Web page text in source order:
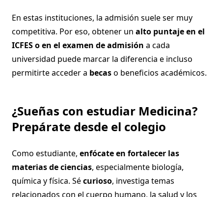
En estas instituciones, la admisión suele ser muy
competitiva. Por eso, obtener un alto puntaje en el
ICFES o en el examen de admisión a cada
universidad puede marcar la diferencia e incluso
permitirte acceder a becaso beneficios académicos.
¿Sueñas con estudiar Medicina?
Prepárate desde el colegio
Como estudiante, enfócate en fortalecer las
materias de ciencias, especialmente biología,
química y física. Sécurioso, investiga temas
relacionados con el cuerpo humano, la salud y los